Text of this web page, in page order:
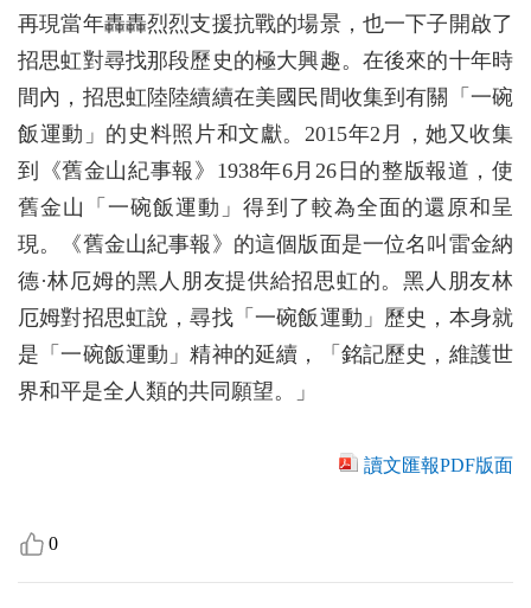
再現當年轟轟烈烈支援抗戰的場景，也一下子開啟了
招思虹對尋找那段歷史的極大興趣。在後來的十年時
間內，招思虹陸陸續續在美國民間收集到有關「一碗
飯運動」的史料照片和文獻。2015年2月，她又收集
到《舊金山紀事報》1938年6月26日的整版報道，使
舊金山「一碗飯運動」得到了較為全面的還原和呈
現。《舊金山紀事報》的這個版面是一位名叫雷金納
德·林厄姆的黑人朋友提供給招思虹的。黑人朋友林
厄姆對招思虹說，尋找「一碗飯運動」歷史，本身就
是「一碗飯運動」精神的延續，「銘記歷史，維護世
界和平是全人類的共同願望。」
讀文匯報PDF版面
0